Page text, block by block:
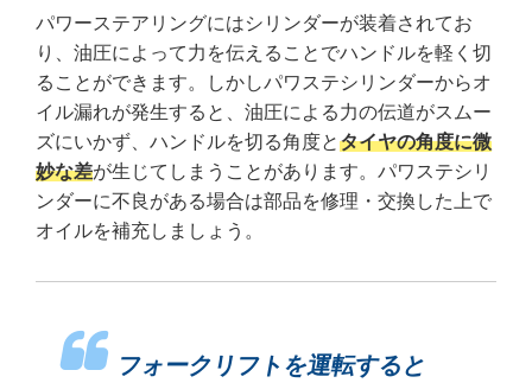
パワーステアリングにはシリンダーが装着されてお
り、油圧によって力を伝えることでハンドルを軽く切
ることができます。しかしパワステシリンダーからオ
イル漏れが発生すると、油圧による力の伝道がスムー
ズにいかず、ハンドルを切る角度とタイヤの角度に微
妙な差が生じてしまうことがあります。パワステシリ
ンダーに不良がある場合は部品を修理・交換した上で
オイルを補充しましょう。
フォークリフトを運転すると